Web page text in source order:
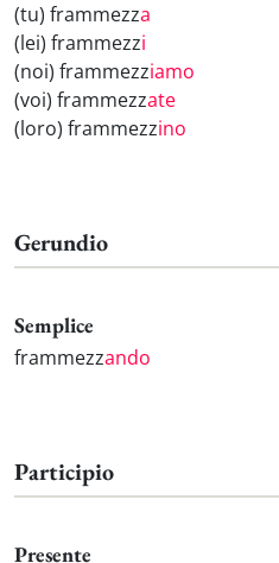
(tu) frammezza
(lei) frammezzi
(noi) frammezziamo
(voi) frammezzate
(loro) frammezzino
Gerundio
Semplice
frammezzando
Participio
Presente